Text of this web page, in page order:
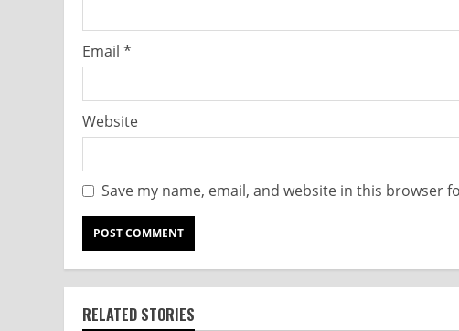
Email *
Website
Save my name, email, and website in this browser
RELATED STORIES